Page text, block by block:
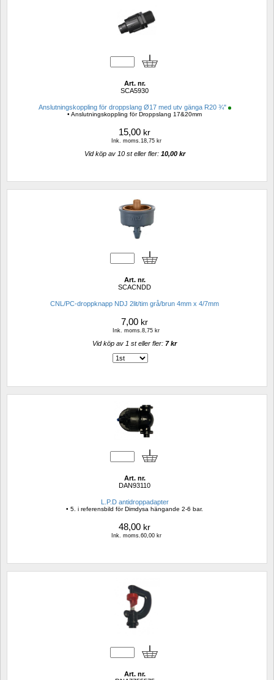
Art. nr.
SCA5930
Anslutningskoppling för droppslang Ø17 med utv gänga R20 ¾"
• Anslutningskoppling för Droppslang 17&20mm
15,00 kr
Ink. moms.18,75 kr
Vid köp av 10 st eller fler: 10,00 kr
Art. nr.
SCACNDD
CNL/PC-droppknapp NDJ 2lit/tim grå/brun 4mm x 4/7mm
7,00 kr
Ink. moms.8,75 kr
Vid köp av 1 st eller fler: 7 kr
Art. nr.
DAN93110
L.P.D antidroppadapter
• 5. i referensbild för Dimdysa hängande 2-6 bar.
48,00 kr
Ink. moms.60,00 kr
Art. nr.